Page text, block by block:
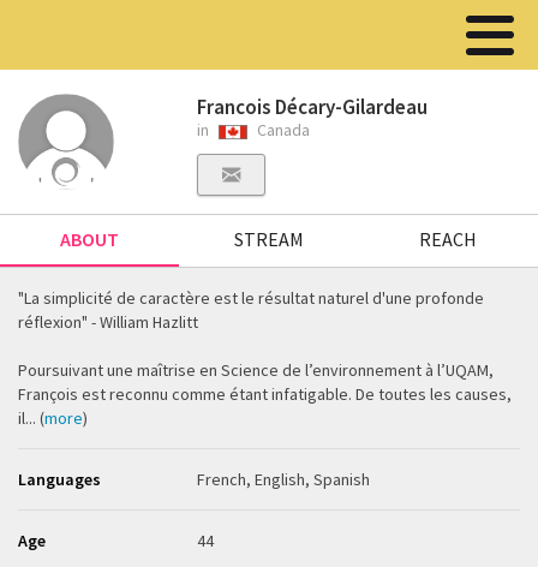
Francois Décary-Gilardeau
in Canada
ABOUT STREAM REACH
"La simplicité de caractère est le résultat naturel d'une profonde
réflexion" - William Hazlitt
Poursuivant une maîtrise en Science de l’environnement à l’UQAM,
François est reconnu comme étant infatigable. De toutes les causes,
il... (more)
Languages French, English, Spanish
Age 44